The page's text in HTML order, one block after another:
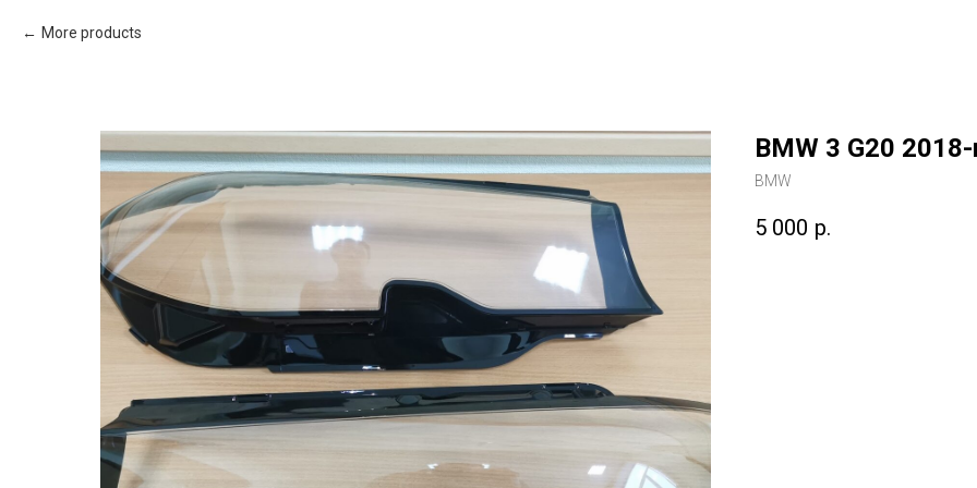
More products
BMW 3 G20
BMW
5 000 р.